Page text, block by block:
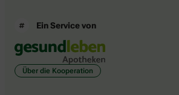
Ein Service von
Über die Kooperation